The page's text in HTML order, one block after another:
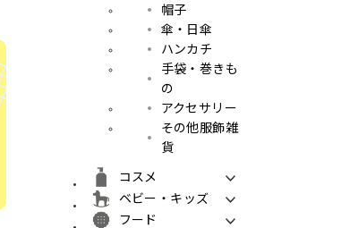
帽子
傘・日傘
ハンカチ
手袋・巻きも
の
アクセサリー
その他服飾雑
貨
コスメ
ベビー・キッズ
フード